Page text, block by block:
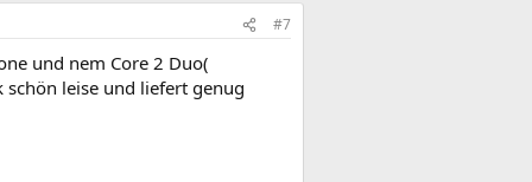
#7
und nem Core 2 Duo(
leise und liefert genug